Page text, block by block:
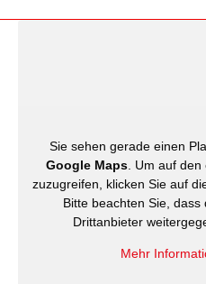
Sie sehen gerade einen
Google Maps. Um auf den
zuzugreifen, klicken Sie auf
Bitte beachten Sie, dass
Drittanbieter
Mehr